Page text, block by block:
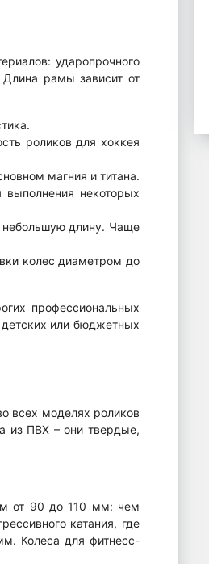
ударопрочного
рамы зависит от
роликов для хоккея
магния и титана.
некоторых
небольшую длину. Чаще
колес диаметром до
профессиональных
или бюджетных
всех моделях роликов
из ПВХ – они твердые,
от 90 до 110 мм: чем
катания, где
Колеса для фитнесс-